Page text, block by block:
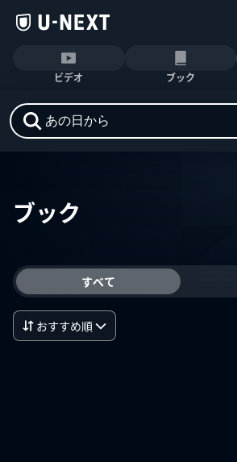
ビデオ ブック
ブック
すべて
おすすめ順